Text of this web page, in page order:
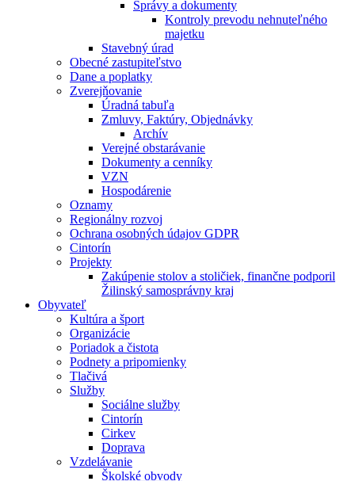
Správy a dokumenty
Kontroly prevodu nehnuteľného
majetku
Stavebný úrad
Obecné zastupiteľstvo
Dane a poplatky
Zverejňovanie
Úradná tabuľa
Zmluvy, Faktúry, Objednávky
Archív
Verejné obstarávanie
Dokumenty a cenníky
VZN
Hospodárenie
Oznamy
Regionálny rozvoj
Ochrana osobných údajov GDPR
Cintorín
Projekty
Zakúpenie stolov a stoličiek, finančne podporil
Žilinský samosprávny kraj
Obyvateľ
Kultúra a šport
Organizácie
Poriadok a čistota
Podnety a pripomienky
Tlačivá
Služby
Sociálne služby
Cintorín
Cirkev
Doprava
Vzdelávanie
Školské obvody